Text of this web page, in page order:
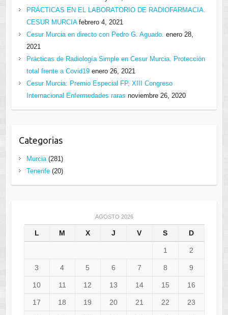
PRÁCTICAS EN EL LABORATORIO DE RADIOFARMACIA.
CESUR MURCIA febrero 4, 2021
Cesur Murcia en directo con Pedro G. Aguado. enero 28,
2021
Prácticas de Radiología Simple en Cesur Murcia. Protección
total frente a Covid19 enero 26, 2021
Cesur Murcia: Premio Especial FP, XIII Congreso
Internacional Enfermedades raras noviembre 26, 2020
Categorias
Murcia(281)
Tenerife(20)
AGOSTO 2026
L M X J V S D
1 2
3 4 5 6 7 8 9
10 11 12 13 14 15 16
17 18 19 20 21 22 23